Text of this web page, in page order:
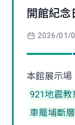
開館紀念
2026/01/
本館展示場
921地震教
車籠埔斷